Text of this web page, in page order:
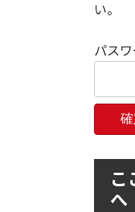
い。
パス
こ
へ